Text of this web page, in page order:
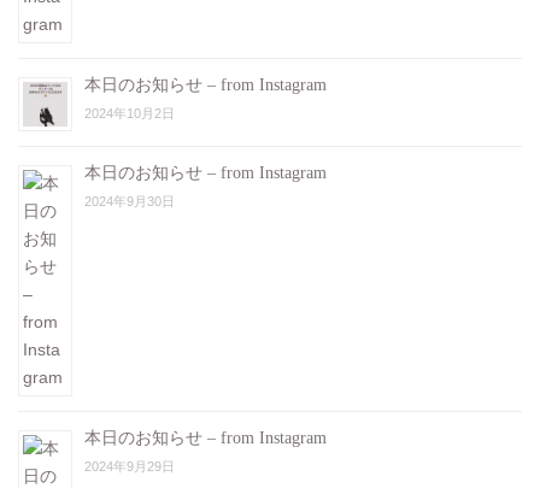
本日のお知らせ – from Instagram
2024年10月2日
本日のお知らせ – from Instagram
2024年9月30日
本日のお知らせ – from Instagram
2024年9月29日